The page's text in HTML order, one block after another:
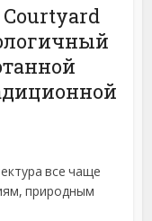
все чаще
природным